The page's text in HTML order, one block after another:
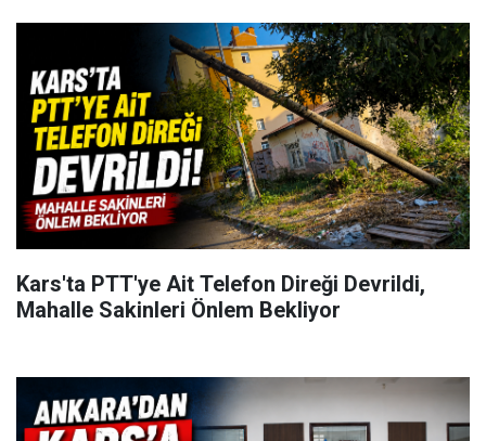
Kars'ta PTT'ye Ait Telefon Direği Devrildi,
Mahalle Sakinleri Önlem Bekliyor